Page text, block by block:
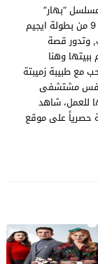
مسلسل “بهار”
Bahar حلقة 57 كاملة EP57 الموسم الثالث الحلقة 9 من بطولة ايجيم
وتدور قصة
وهنا
مع طبيبة زميبتة
بنفس مشتشفى
للعمل، شاهد
حصرياً على موقع